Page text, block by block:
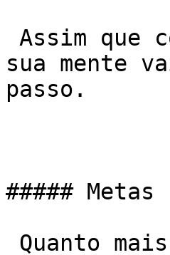
sua mente
passo.
##### Metas